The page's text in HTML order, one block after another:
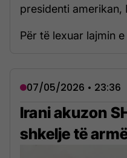
presidenti amerikan,
Për të lexuar lajmin
07/05/2026 • 23:36
Irani akuzon
shkelje të